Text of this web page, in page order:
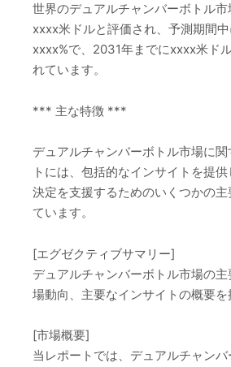
世界のデュアルチャンバーボトル
xxxx米ドルと評価され、予測期間
xxxx%で、2031年までにxxxx米ド
れています。
*** 主な特徴 ***
デュアルチャンバーボトル市場に
トには、包括的なインサイトを提
決定を支援するためのいくつかの
ています。
[エグゼクティブサマリー]
デュアルチャンバーボトル市場の
場動向、主要なインサイトの概要を
[市場概要]
当レポートでは、デュアルチャン